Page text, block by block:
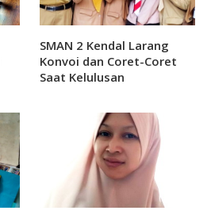
SMAN 2 Kendal Larang
Konvoi dan Coret-Coret
Saat Kelulusan